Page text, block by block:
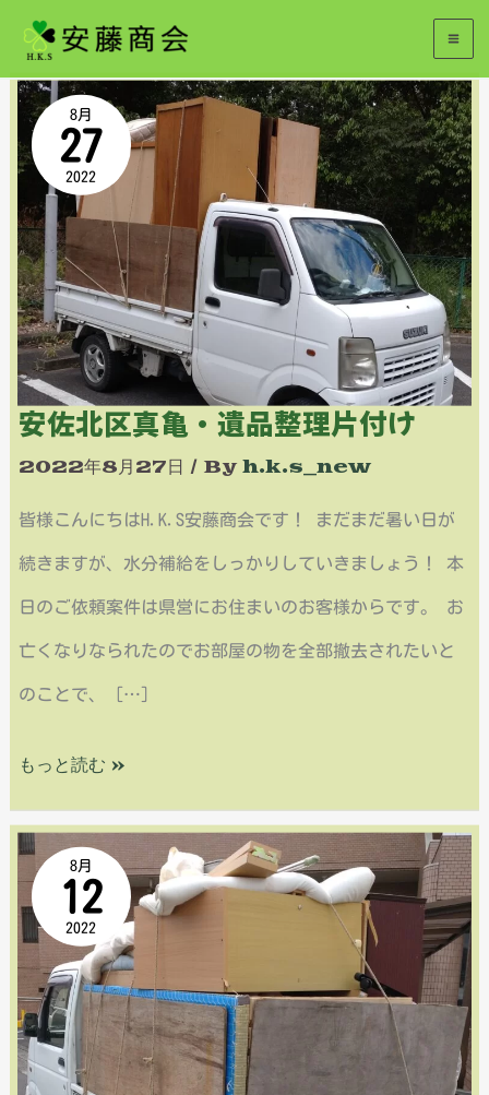
2022年8月
8月
27
2022
安佐北区真亀・遺品整理片付け
2022年8月27日 / By h.k.s_new
皆様こんにちはH.K.S安藤商会です！ まだまだ暑い日が
続きますが、水分補給をしっかりしていきましょう！ 本
日のご依頼案件は県営にお住まいのお客様からです。 お
亡くなりなられたのでお部屋の物を全部撤去されたいと
のことで、 […]
安
佐
区
真
亀・
遺
品
整
片
付
け
もっと読む »
8月
12
2022
安
佐
北
区
口
田